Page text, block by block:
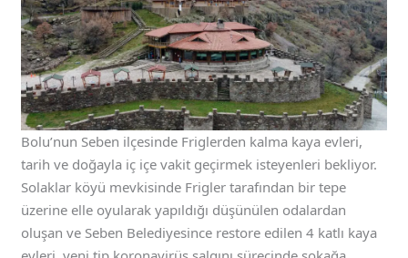
Bolu’nun Seben ilçesinde Friglerden kalma kaya evleri,
tarih ve doğayla iç içe vakit geçirmek isteyenleri bekliyor.
Solaklar köyü mevkisinde Frigler tarafından bir tepe
üzerine elle oyularak yapıldığı düşünülen odalardan
oluşan ve Seben Belediyesince restore edilen 4 katlı kaya